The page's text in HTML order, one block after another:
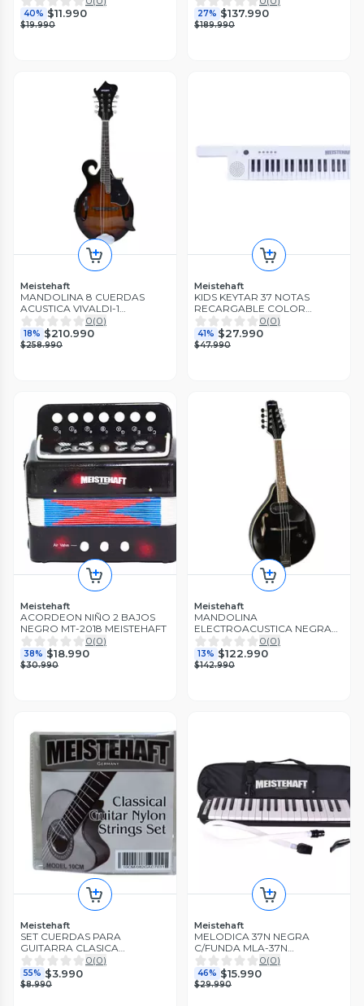
40% $11.990
$19.990
27% $137.990
$189.990
Meistehaft
MANDOLINA 8 CUERDAS
ACUSTICA VIVALDI-1
MEISTEHAFT 0(0)
18% $210.990
$258.990
Meistehaft
KIDS KEYTAR 37 NOTAS
RECARGABLE COLOR
BLANCO KTK-1037WH
MEISTEHAFT
0(0)
41% $27.990
$47.990
Meistehaft
ACORDEON NIÑO 2 BAJOS
NEGRO MT-2018 MEISTEHAFT
0(0)
38% $18.990
$30.990
Meistehaft
MANDOLINA
ELECTROACUSTICA NEGRA
MOD BEETHOVEN
MEISTEHAFT
0(0)
13% $122.990
$142.990
Meistehaft
SET CUERDAS PARA
GUITARRA CLASICA
MOD.10CM MEISTEHAFT
0(0)
55% $3.990
$8.990
Meistehaft
MELODICA 37N NEGRA
C/FUNDA MLA-37N
MEISTEHAFT 0(0)
46% $15.990
$29.990